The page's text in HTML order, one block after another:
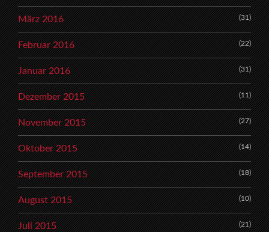
März 2016 (31)
Februar 2016 (22)
Januar 2016 (31)
Dezember 2015 (11)
November 2015 (27)
Oktober 2015 (14)
September 2015 (18)
August 2015 (10)
Juli 2015 (21)